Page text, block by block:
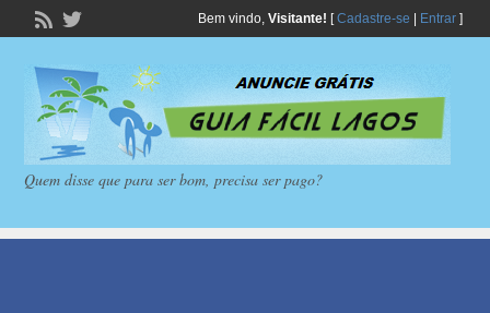
Bem vindo, Visitante! [Cadastre-se Entrar]
Quem disse que para ser bom, precisa ser pago?